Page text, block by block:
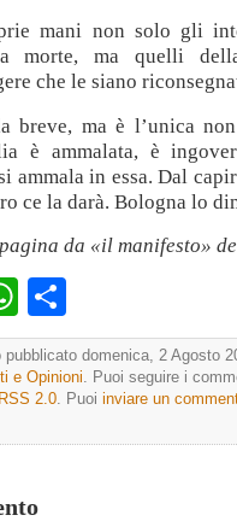
mani non solo gli
morte, ma quelli
che le siano
breve, ma è l’unica
è ammalata, è
ammala in essa. Dal
ce la darà. Bologna lo
da «il manifesto»
WhatsApp
domenica, 2 Agosto
e Opinioni. Puoi seguire i
RSS 2.0. Puoi inviare un